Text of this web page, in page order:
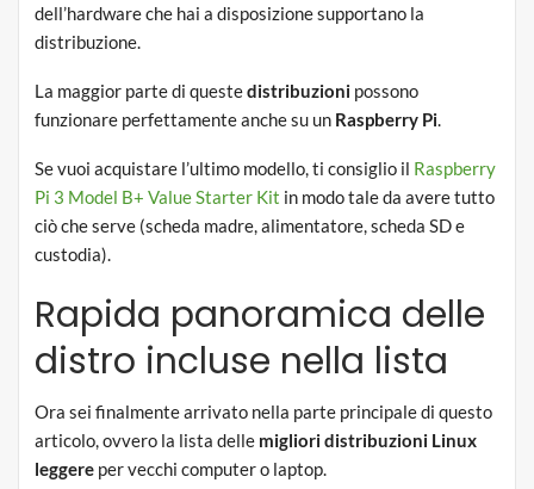
dell’hardware che hai a disposizione supportano la
distribuzione.
La maggior parte di questedistribuzioni possono
funzionare perfettamente anche su un Raspberry Pi.
Se vuoi acquistare l’ultimo modello, ti consiglio il Raspberry
Pi 3 Model B+ Value Starter Kit in modo tale da avere tutto
ciò che serve (scheda madre, alimentatore, scheda SD e
custodia).
Rapida panoramica delle
distro incluse nella lista
Ora sei finalmente arrivato nella parte principale di questo
articolo, ovvero la lista delle migliori distribuzioni Linux
leggere per vecchi computer o laptop.